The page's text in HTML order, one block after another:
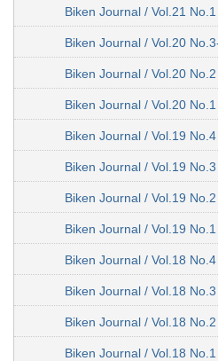
Biken Journal / Vol.21
Biken Journal / Vol.20
Biken Journal / Vol.20
Biken Journal / Vol.20
Biken Journal / Vol.19
Biken Journal / Vol.19
Biken Journal / Vol.19
Biken Journal / Vol.19
Biken Journal / Vol.18
Biken Journal / Vol.18
Biken Journal / Vol.18
Biken Journal / Vol.18